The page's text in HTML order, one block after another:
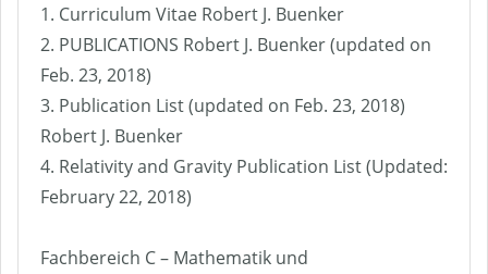
1. Curriculum Vitae Robert J. Buenker
2. PUBLICATIONS Robert J. Buenker (updated on
Feb. 23, 2018)
3. Publication List (updated on Feb. 23, 2018)
Robert J. Buenker
4. Relativity and Gravity Publication List (Updated:
February 22, 2018)
Fachbereich C – Mathematik und